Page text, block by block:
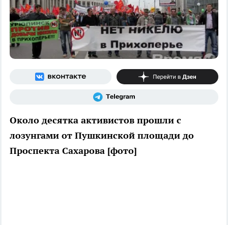
Около десятка активистов прошли с
лозунгами от Пушкинской площади до
Проспекта Сахарова [фото]